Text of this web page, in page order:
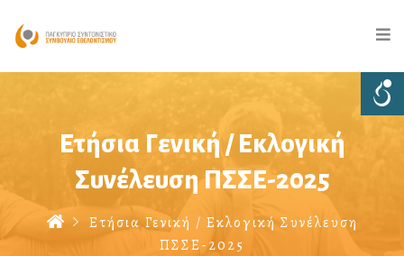
Ετήσια Γενική / Εκλογική
Συνέλευση ΠΣΣΕ-2025
Ετήσια Γενική / Εκλογική Συνέλευση
ΠΣΣΕ-2025